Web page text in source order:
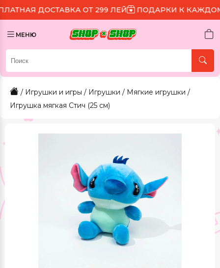
ОТ 299 ЛЕЙ ПОДАРКИ К КАЖДОМУ ЗАКАЗУ
МЕНЮ
/ Игрушки и игры / Игрушки / Мягкие игрушки /
Игрушка мягкая Стич (25 см)